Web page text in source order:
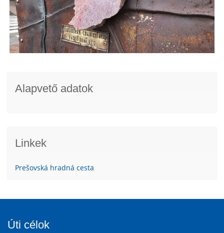
Alapvető adatok
Linkek
Prešovská hradná cesta
Úti célok